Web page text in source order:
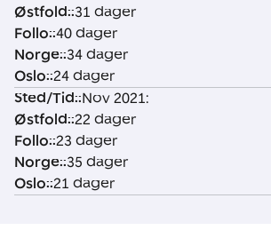
Østfold::31 dager
Follo::40 dager
Norge::34 dager
Oslo::24 dager
Sted/Tid::Nov 2021:
Østfold::22 dager
Follo::23 dager
Norge::35 dager
Oslo::21 dager